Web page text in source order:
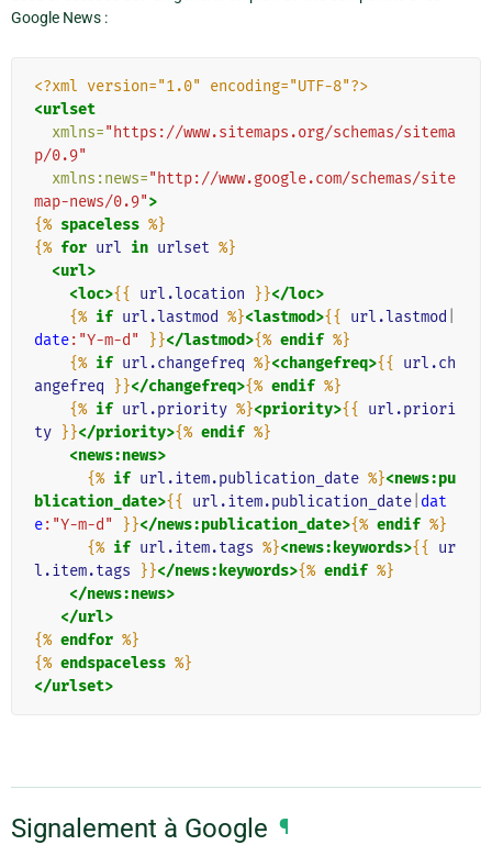
Google News :
<?xml version="1.0" encoding="UTF-8"?>
<urlset
xmlns="https://www.sitemaps.org/schemas/sitema
p/0.9"
xmlns:news="http://www.google.com/schemas/site
map-news/0.9">
{% spaceless %}
{% for url in urlset %}
<url>
<loc>{{ url.location }}</loc>
{% if url.lastmod %}<lastmod>{{ url.lastmod
date:"Y-m-d" }}</lastmod>{% endif %}
{% if url.changefreq %}<changefreq>{{
url.ch
angefreq
}}</changefreq>{% endif %}
{% if url.priority %}<priority>{{
url.priori
ty }}</priority>{% endif %}
<news:news>
{% if url.item.publication_date %}<news:pu
blication_date>{{ url.item.publication_date dat
e:"Y-m-d" }}</news:publication_date>{% endif %}
{% if url.item.tags %}<news:keywords>{{
ur
l.item.tags
}}</news:keywords>{% endif %}
</news:news>
</url>
{% endfor %}
{% endspaceless %}
</urlset>
Signalement à Google ¶